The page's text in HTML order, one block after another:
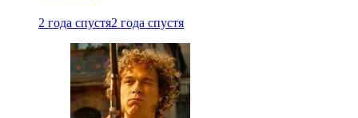
2 года спустя2 года спустя